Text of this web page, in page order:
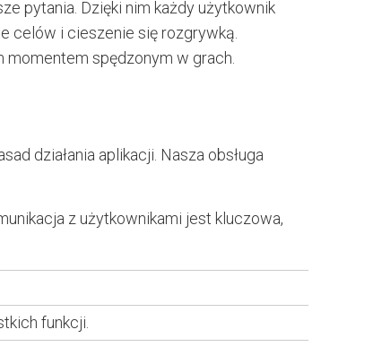
pytania. Dzięki nim każdy użytkownik
celów i cieszenie się rozgrywką.
spędzonym w grach.
działania aplikacji. Nasza obsługa
z użytkownikami jest kluczowa,
funkcji.